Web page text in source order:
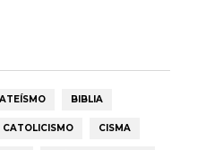
ATEÍSMO BIBLIA
CATOLICISMO CISMA